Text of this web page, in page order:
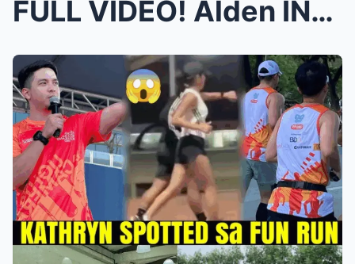
FULL VIDEO! Alden INASAHAN si Kathryn na TUMAKBO s...